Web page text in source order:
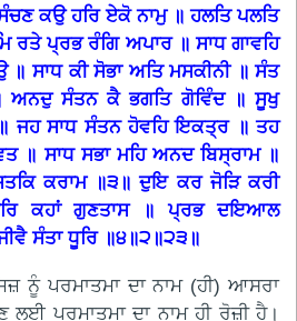
ਕਉ ਹਰਿ ਏਕੋ ਨਾਮੁ ॥ ਹਲਤਿ ਪਲਤਿ
ਰਤੇ ਪ੍ਰਭ ਰੰਗਿ ਅਪਾਰ ॥ ਸਾਧ ਗਾਵਹਿ
॥ ਸਾਧ ਕੀ ਸੋਭਾ ਅਤਿ ਮਸਕੀਨੀ ॥ ਸੰਤ
ਅਨਦੁ ਸੰਤਨ ਕੈ ਭਗਤਿ ਗੋਵਿੰਦ ॥ ਸੂਖੁ
ਜਹ ਸਾਧ ਸੰਤਨ ਹੋਵਹਿ ਇਕਤ੍ਰ ॥ ਤਹ
॥ ਸਾਧ ਸਭਾ ਮਹਿ ਅਨਦ ਬਿਸ੍ਰਾਮ ॥
ਕਰਾਮ ॥੩॥ ਦੁਇ ਕਰ ਜੋੜਿ ਕਰੀ
ਕਹਾਂ ਗੁਣਤਾਸ ॥ ਪ੍ਰਭ ਦਇਆਲ
ਸੰਤਾ ਧੂਰਿ ॥੪॥੨॥੨੩॥
ਨੂੰ ਪਰਮਾਤਮਾ ਦਾ ਨਾਮ (ਹੀ) ਆਸਰਾ
ਪਰਮਾਤਮਾ ਦਾ ਨਾਮ ਹੀ ਰੋਜ਼ੀ ਹੈ।